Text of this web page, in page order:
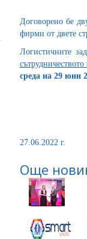
Договорено бе
фирми от двете
Логистичните
среда на 29 юни
27.06.2022 г.
Още